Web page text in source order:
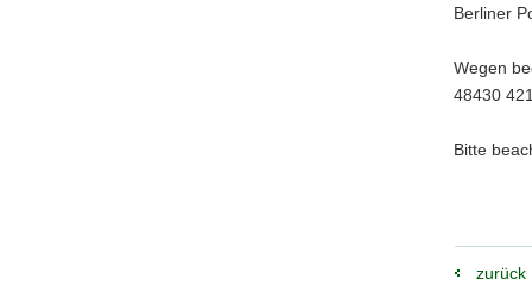
Berliner
Wegen
48430
Bitte
zurück